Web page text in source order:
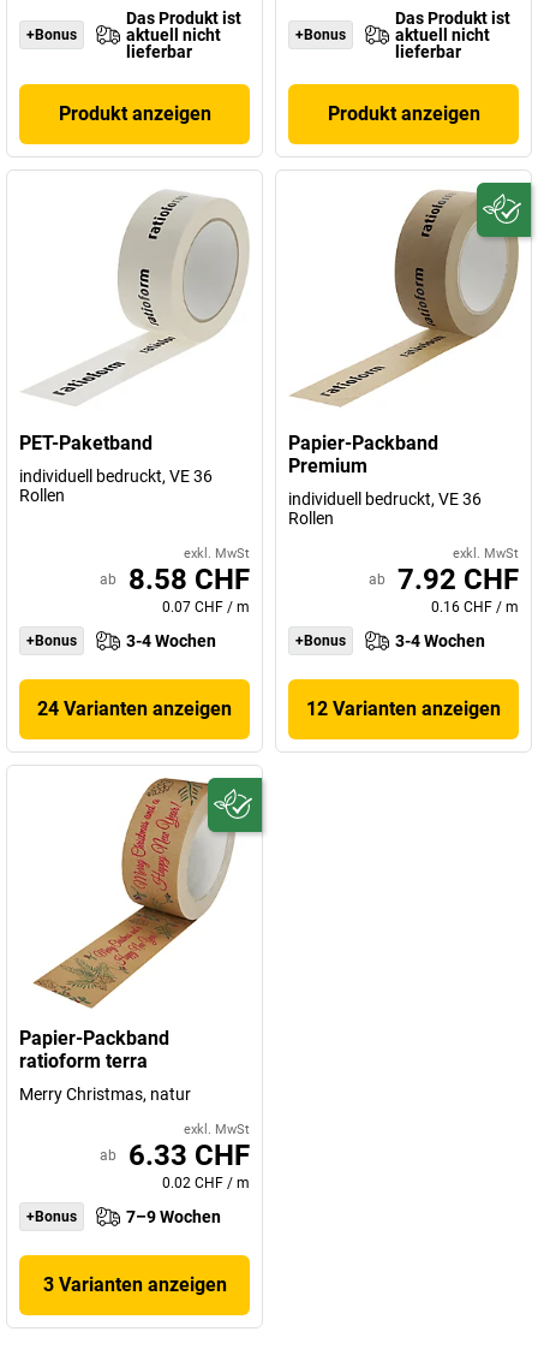
+Bonus
Das Produkt ist
aktuell nicht
lieferbar
Produkt anzeigen
+Bonus
Das Produkt ist
aktuell nicht
lieferbar
Produkt anzeigen
PET-Paketband
individuell bedruckt, VE 36
Rollen
exkl. MwSt
ab 8.58 CHF
0.07 CHF / m
+Bonus
3-4 Wochen
24 Varianten anzeigen
Papier-Packband
Premium
individuell bedruckt, VE 36
Rollen
exkl. MwSt
ab 7.92 CHF
0.16 CHF / m
+Bonus
3-4 Wochen
12 Varianten anzeigen
Papier-Packband
ratioform terra
Merry Christmas, natur
exkl. MwSt
ab 6.33 CHF
0.02 CHF / m
+Bonus
7–9 Wochen
3 Varianten anzeigen